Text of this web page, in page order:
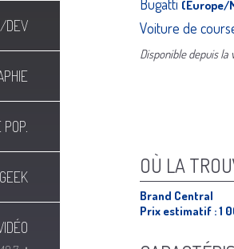
DEV
Bugatti (Europe/
Voiture de
Disponible depuis la
OÙ LA
Brand Central
Prix estimatif : 1